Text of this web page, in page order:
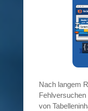
Nach langem
von